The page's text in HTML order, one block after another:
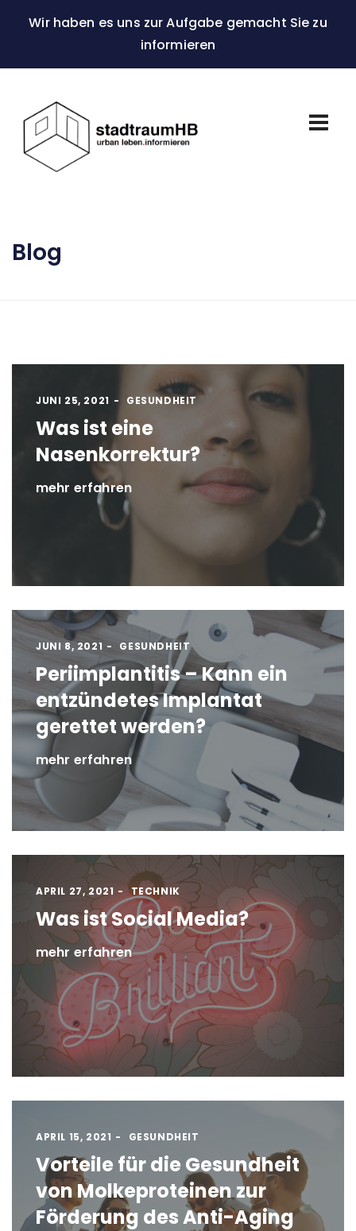
Wir haben es uns zur Aufgabe gemacht Sie zu
informieren
Blog
JUNI 25, 2021 GESUNDHEIT
Was ist eine
Nasenkorrektur?
mehr erfahren
JUNI 8, 2021 GESUNDHEIT
Periimplantitis – Kann ein
entzündetes Implantat
gerettet werden?
mehr erfahren
APRIL 27, 2021 TECHNIK
Was ist Social Media?
mehr erfahren
APRIL 15, 2021 GESUNDHEIT
Vorteile für die Gesundheit
von Molkeproteinen zur
Förderung des Anti-Aging